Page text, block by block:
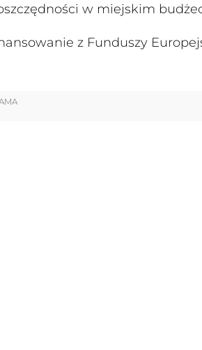
w miejskim
z Funduszy